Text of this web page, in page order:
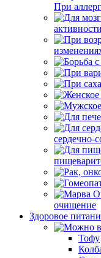
При
активности
сердечно-
очищение
Здоровое
Тофу